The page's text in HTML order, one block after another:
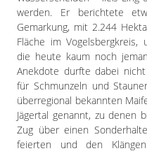
werden. Er berichtete
Gemarkung, mit 2.244
Fläche im Vogelsbergkreis,
die heute kaum noch
Anekdote durfte dabei
für Schmunzeln und
überregional bekannten
Jägertal genannt, zu denen
Zug über einen
feierten und den